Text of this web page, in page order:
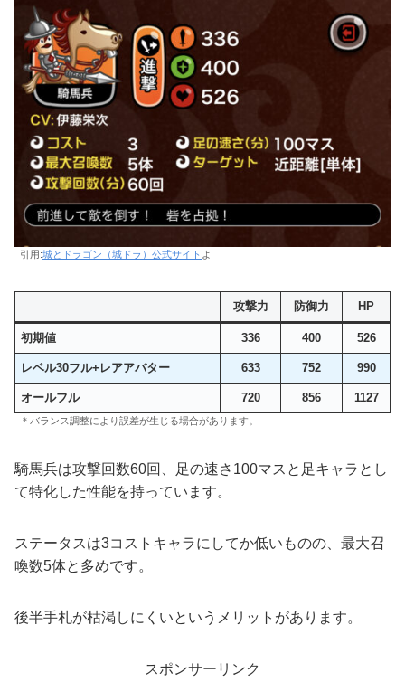
引用:城とドラゴン（城ドラ）公式サイト よ
攻撃力 防御力 HP
初期値 336 400 526
レベル30フル+レアアバター 633 752 990
オールフル 720 856 1127
＊バランス調整により誤差が生じる場合があります。
騎馬兵は攻撃回数60回、足の速さ100マスと足キャラとし
て特化した性能を持っています。
ステータスは3コストキャラにしてか低いものの、最大召
喚数5体と多めです。
後半手札が枯渇しにくいというメリットがあります。
スポンサーリンク